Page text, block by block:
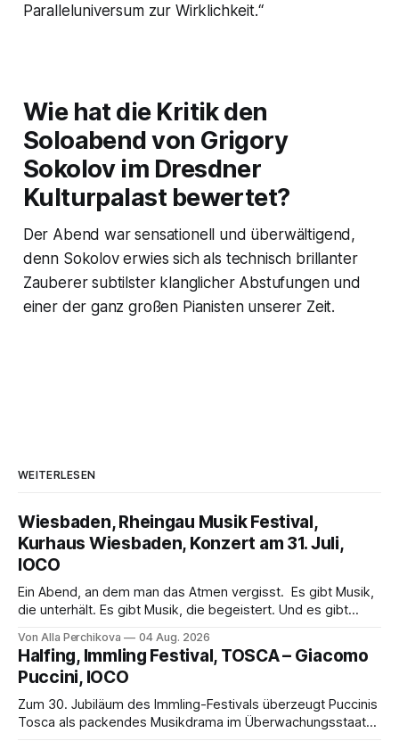
Paralleluniversum zur Wirklichkeit.“
Wie hat die Kritik den
Soloabend von Grigory
Sokolov im Dresdner
Kulturpalast bewertet?
Der Abend war sensationell und überwältigend,
denn Sokolov erwies sich als technisch brillanter
Zauberer subtilster klanglicher Abstufungen und
einer der ganz großen Pianisten unserer Zeit.
WEITERLESEN
Wiesbaden, Rheingau Musik Festival,
Kurhaus Wiesbaden, Konzert am 31. Juli,
IOCO
Ein Abend, an dem man das Atmen vergisst. Es gibt Musik,
die unterhält. Es gibt Musik, die begeistert. Und es gibt
Genau so war der Abend im Kurhaus Wiesbaden, an dem
Johannes Brahms’ Erstes Klavierkonzert d-Moll op. 15 mit
Daniil
Von Alla Perchikova 04 Aug. 2026
Halfing, Immling Festival, TOSCA – Giacomo
Puccini, IOCO
Zum 30. Jubiläum des Immling-Festivals überzeugt Puccinis
Tosca als packendes Musikdrama im Überwachungsstaat